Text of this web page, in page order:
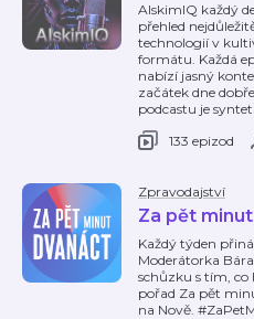
AIskimIQ každý
přehled
technologií v
formátu. Každá
nabízí jasný
začátek dne
podcastu je
133 epizod
Zpravodajství
Za pět
Každý týden
Moderátorka
schůzku s tím, co
pořad Za pět
na Nově.